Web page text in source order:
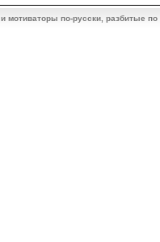
мотиваторы по-русски, разбитые